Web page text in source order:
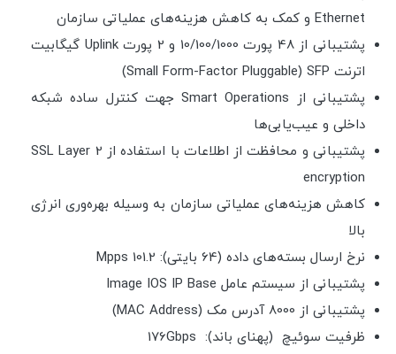
Ethernet و کمک به کاهش هزینه‌های عملیاتی سازمان
پشتیبانی از 48 پورت 10/100/1000 و 2 پورت Uplink گیگابیت
اترنت Small Form-Factor Pluggable) SFP)
پشتیبانی از Smart Operations جهت کنترل ساده شبکه
داخلی و عیب‌یابی‌ها
پشتیبانی و محافظت از اطلاعات با استفاده از SSL Layer 2
encryption
کاهش هزینه‌های عملیاتی سازمان به وسیله بهره‌وری انرژی
بالا
نرخ ارسال بسته‌های داده (64 بایتی): 101.2 Mpps
پشتیبانی از سیستم عامل Image IOS IP Base
پشتیبانی از 8000 آدرس مک (MAC Address)
ظرفیت سوئیچ (پهنای باند): 176Gbps